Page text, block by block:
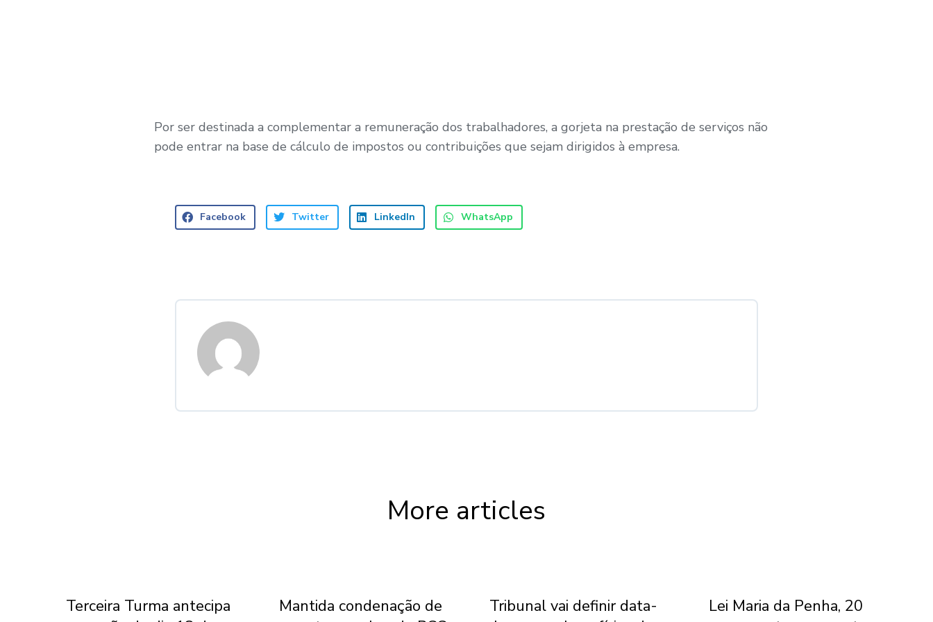
Por ser destinada a complementar a remuneração dos trabalhadores, a gorjeta na prestação de serviços não
pode entrar na base de cálculo de impostos ou contribuições que sejam dirigidos à empresa.
Facebook Twitter LinkedIn WhatsApp
More articles
Terceira Turma antecipa
Mantida condenação de
Tribunal vai definir data-
Lei Maria da Penha, 20